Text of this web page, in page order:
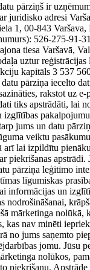
pārziņš ir
juridisko adresi
1, 00-843
526-275-91-
tiesa Varšavā,
uztur
kapitāls 3 537
pārziņa iecelto
rakstot uz e-
tiks apstrādāti, lai
izglītības
jums un datu
veiktu
arī lai izpildītu
piekrišanas apstrādi.
pārziņa leģitīmo
līgumiskas
informācijas un
nodrošināšanai,
mārketinga nolūkā,
kas nav minēti
no jums saņemto
jomu. Jūsu
nolūkos,
piekrišanu.